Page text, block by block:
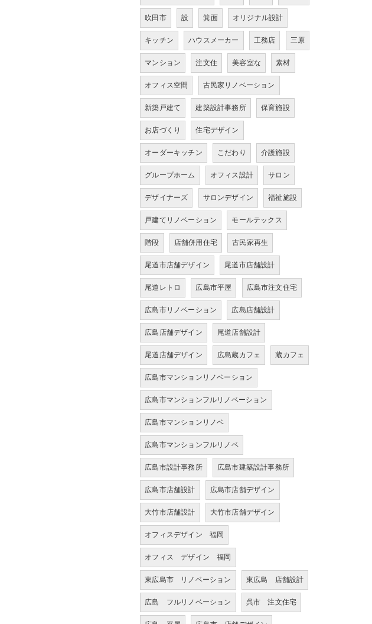
吹田市 設 箕面 オリジナル設計
キッチン ハウスメーカー 工務店 三原
マンション 注文住 美容室な 素材
オフィス空間 古民家リノベーション
新築戸建て 建築設計事務所 保育施設
お店づくり 住宅デザイン
オーダーキッチン こだわり 介護施設
グループホーム オフィス設計 サロン
デザイナーズ サロンデザイン 福祉施設
戸建てリノベーション モールテックス
階段 店舗併用住宅 古民家再生
尾道市店舗デザイン 尾道市店舗設計
尾道レトロ 広島市平屋 広島市注文住宅
広島市リノベーション 広島店舗設計
広島店舗デザイン 尾道店舗設計
尾道店舗デザイン 広島蔵カフェ 蔵カフェ
広島市マンションリノベーション
広島市マンションフルリノベーション
広島市マンションリノベ
広島市マンションフルリノベ
広島市設計事務所 広島市建築設計事務所
広島市店舗設計 広島市店舗デザイン
大竹市店舗設計 大竹市店舗デザイン
オフィスデザイン 福岡
オフィス デザイン 福岡
東広島市 リノベーション 東広島 店舗設計
広島 フルリノベーション 呉市 注文住宅